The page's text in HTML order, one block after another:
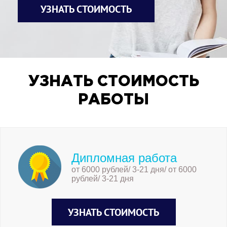
УЗНАТЬ СТОИМОСТЬ
УЗНАТЬ СТОИМОСТЬ
РАБОТЫ
Дипломная работа
от 6000 рублей/ 3-21 дня/ от 6000
рублей/ 3-21 дня
УЗНАТЬ СТОИМОСТЬ